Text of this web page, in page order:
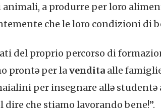
animali, a produrre per loro
che le loro condizioni di
del proprio percorso di
prontə per lavendita alle
per insegnare allə studentə
che stiamo lavorando bene!”.